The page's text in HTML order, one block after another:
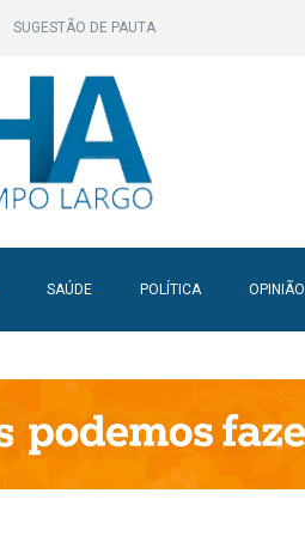
SUGESTÃO DE PAUTA
SAÚDE POLÍTICA OPINIÃO